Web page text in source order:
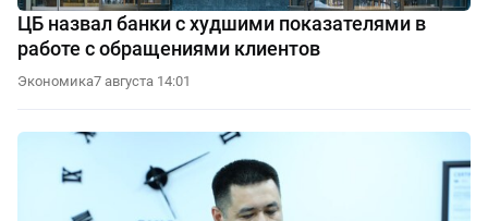
ЦБ назвал банки с худшими показателями в
работе с обращениями клиентов
Экономика7 августа 14:01